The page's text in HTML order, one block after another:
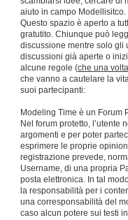
aiuto in campo Modellisitco.
Questo spazio è aperto a
gratutito. Chiunque può
discussione mentre solo gli
discussioni già aperte o
alcune regole (che una
che vanno a cautelare la
suoi partecipanti:
Modeling Time è un Forum
Nel forum protetto, l’utente
argomenti e per poter
esprimere le proprie
registrazione prevede,
Username, di una propria
posta elettronica. In tal
la responsabilità per i
una corresponsabilità del
caso alcun potere sui testi